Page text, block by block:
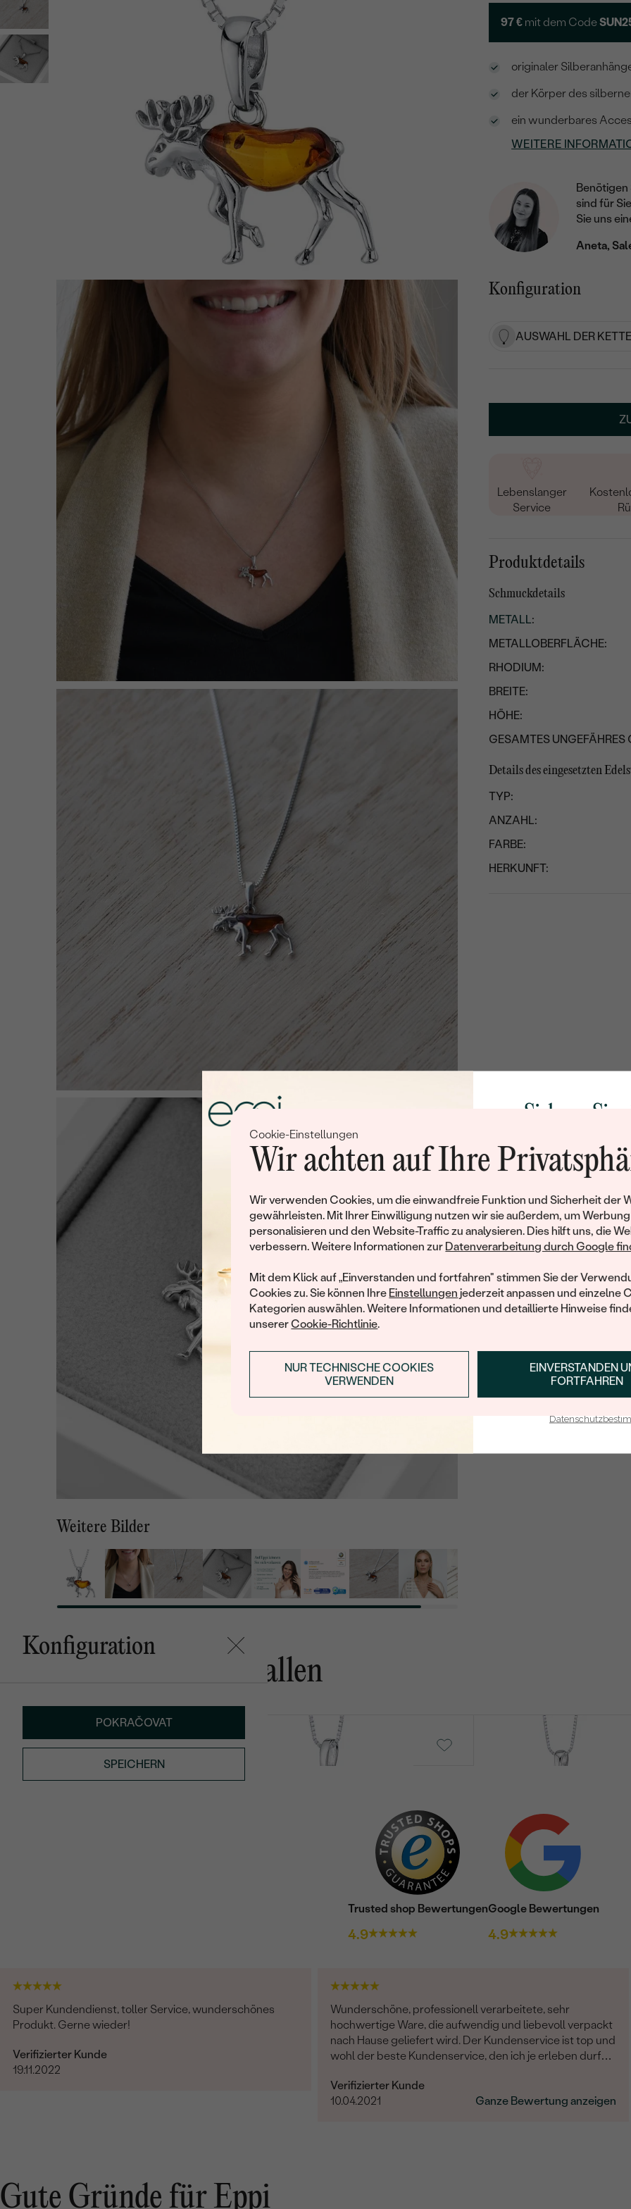
Cookie-Einstellungen
Wir achten auf Ihre
Wir verwenden Cookies, um die einwandfreie Funktion und Sicherheit der
gewährleisten. Mit Ihrer Einwilligung nutzen wir sie außerdem, um Werbung
personalisieren und den Website-Traffic zu analysieren. Dies hilft uns, die
verbessern. Weitere Informationen zur Datenverarbeitung durch Google
Mit dem Klick auf „Einverstanden und fortfahren" stimmen Sie der
Cookies zu. Sie können Ihre Einstellungen jederzeit anpassen und einzelne
Kategorien auswählen. Weitere Informationen und detaillierte Hinweise
unsererCookie-Richtlinie.
EINVERSTANDEN
FORTFAHREN
NUR TECHNISCHE COOKIES
VERWENDEN
Weitere Bilder
97 € mit dem Code
originaler
der Körper des
ein wunderbares
WEITERE
Benötigen
sind für
Sie uns
Aneta,
Konfiguration
AUSWAHL DER
Lebenslanger
Service
Produktdetails
Schmuckdetails
METALL:
METALLOBERFLÄCHE:
RHODIUM:
BREITE:
HÖHE:
GESAMTES UNGEFÄHRES
Details des eingesetzten
TYP:
ANZAHL:
FARBE:
HERKUNFT:
Konfiguration
POKRAČOVAT
SPEICHERN
Das könnte Ihnen gefallen
€ 209 AUF LAGER
Trusted shop Bewertungen
4.9
Google Bewertungen
4.9
Super Kundendienst, toller Service, wunderschönes
Produkt. Gerne wieder!
Verifizierter Kunde
19.11.2022
Wunderschöne, professionell verarbeitete, sehr
hochwertige Ware, die aufwendig und liebevoll verpackt
nach Hause geliefert wird. Der Kundenservice ist top und
wohl der beste Kundenservice, den ich je erleben durfte:
entgegenkommend und zuverlässig. Bitte bleibt weiter
so herausragend!
Verifizierter Kunde
10.04.2021
Ganze Bewertung anzeigen
Gute Gründe für Eppi
Sichern Sie
Rabatt auf
Werden Sie Teil
und entdecken Sie die
gefertigten Schmucks
Ihren ersten
ANMELDEN &
E-Mail-Adresse je bei uns in